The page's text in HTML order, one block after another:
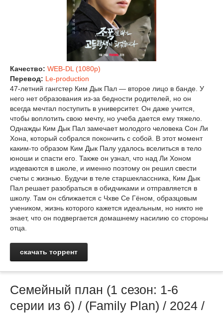
Качество: WEB-DL (1080p)
Перевод: Le-production
47-летний гангстер Ким Дык Пал — второе лицо в банде. У
него нет образования из-за бедности родителей, но он
всегда мечтал поступить в университет. Он даже учится,
чтобы воплотить свою мечту, но учеба дается ему тяжело.
Однажды Ким Дык Пал замечает молодого человека Сон Ли
Хона, который собрался покончить с собой. В этот момент
каким-то образом Ким Дык Палу удалось вселиться в тело
юноши и спасти его. Также он узнал, что над Ли Хоном
издеваются в школе, и именно поэтому он решил свести
счеты с жизнью. Будучи в теле старшеклассника, Ким Дык
Пал решает разобраться в обидчиками и отправляется в
школу. Там он сближается с Чхве Се Гёном, образцовым
учеником, жизнь которого кажется идеальным, но никто не
знает, что он подвергается домашнему насилию со стороны
отца.
скачать торрент
Семейный план (1 сезон: 1-6
серии из 6) / (Family Plan) / 2024 /